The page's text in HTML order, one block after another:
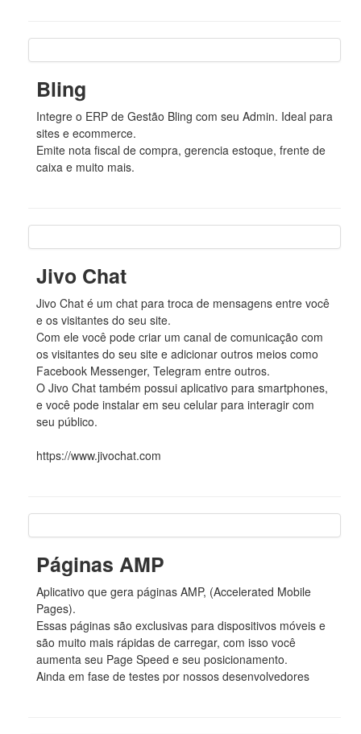
Bling
Integre o ERP de Gestão Bling com seu Admin. Ideal para
sites e ecommerce.
Emite nota fiscal de compra, gerencia estoque, frente de
caixa e muito mais.
Jivo Chat
Jivo Chat é um chat para troca de mensagens entre você
e os visitantes do seu site.
Com ele você pode criar um canal de comunicação com
os visitantes do seu site e adicionar outros meios como
Facebook Messenger, Telegram entre outros.
O Jivo Chat também possui aplicativo para smartphones,
e você pode instalar em seu celular para interagir com
seu público.
https://www.jivochat.com
Páginas AMP
Aplicativo que gera páginas AMP, (Accelerated Mobile
Pages).
Essas páginas são exclusivas para dispositivos móveis e
são muito mais rápidas de carregar, com isso você
aumenta seu Page Speed e seu posicionamento.
Ainda em fase de testes por nossos desenvolvedores